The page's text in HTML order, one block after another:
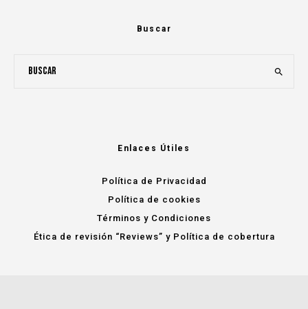
Buscar
Enlaces Útiles
Política de Privacidad
Política de cookies
Términos y Condiciones
Ética de revisión “Reviews” y Política de cobertura